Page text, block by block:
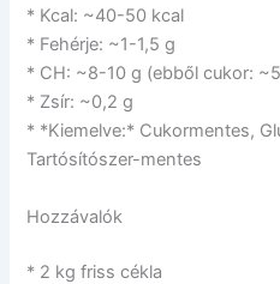
* Kcal: ~40-50 kcal
* Fehérje: ~1-1,5 g
* CH: ~8-10 g (ebből cukor:
* Zsír: ~0,2 g
* *Kiemelve:* Cukormentes,
Tartósítószer-mentes
Hozzávalók
* 2 kg friss cékla